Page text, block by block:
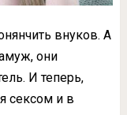
внуков. А
они
И теперь,
сексом и в